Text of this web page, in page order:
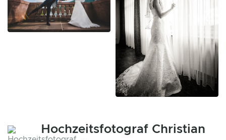
Hochzeitsfotograf Christian